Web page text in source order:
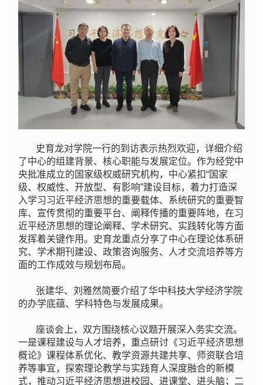
史育龙对学院一行的到访表示热烈欢迎，详细介绍
了中心的组建背景、核心职能与发展定位。作为经党中
央批准成立的国家级权威研究机构，中心紧扣“国家
级、权威性、开放型、有影响”建设目标，着力打造深
入学习习近平经济思想的重要载体、系统研究的重要智
库、宣传贯彻的重要平台、阐释传播的重要阵地，在习
近平经济思想的理论阐释、学术研究、实践转化等方面
发挥着关键作用。史育龙重点分享了中心在理论体系研
究、学术期刊建设、政策咨询服务、人才交流培养等方
面的工作成效与规划布局。
张建华、刘雅然简要介绍了华中科技大学经济学院
的办学底蕴、学科特色与发展成果。
座谈会上，双方围绕核心议题开展深入务实交流。
一是课程建设与人才培养，重点研讨《习近平经济思想
概论》课程体系优化、教学资源共建共享、师资联合培
养等事宜，探索理论教学与实践育人深度融合的新模
式，推动习近平经济思想进校园、进课堂、进头脑；二